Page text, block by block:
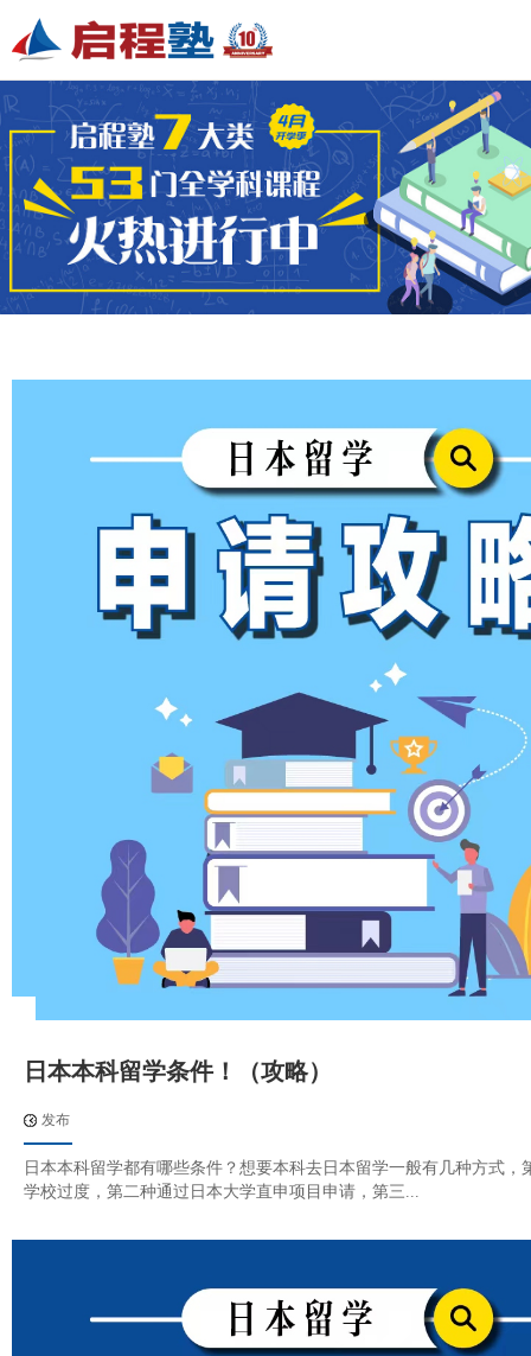
日本本科留学条件！（攻略）
发布
日本本科留学都有哪些条件？想要本科去日本留学一般有几种方式，
学校过度，第二种通过日本大学直申项目申请，第三...